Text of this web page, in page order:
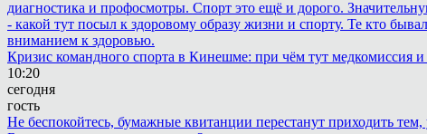
диагностика и профосмотры. Спорт это ещё и дорого.
- какой тут посыл к здоровому образу жизни и спорту. Те кто
вниманием к здоровью.
Кризис командного спорта в Кинешме: при чём тут медкомиссия
10:20
сегодня
гость
Не беспокойтесь, бумажные квитанции перестанут приходить